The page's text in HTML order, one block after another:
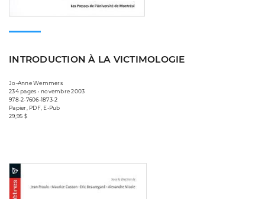
INTRODUCTION À LA VICTIMOLOGIE
Jo-Anne Wemmers
234 pages • novembre 2003
978-2-7606-1873-2
Papier, PDF, E-Pub
29,95 $